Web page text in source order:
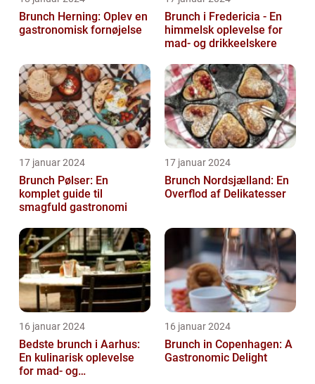
Brunch Herning: Oplev en
gastronomisk fornøjelse
Brunch i Fredericia - En
himmelsk oplevelse for
mad- og drikkeelskere
17 januar 2024
Brunch Pølser: En
komplet guide til
smagfuld gastronomi
17 januar 2024
Brunch Nordsjælland: En
Overflod af Delikatesser
16 januar 2024
Bedste brunch i Aarhus:
En kulinarisk oplevelse
for mad- og
16 januar 2024
Brunch in Copenhagen: A
Gastronomic Delight